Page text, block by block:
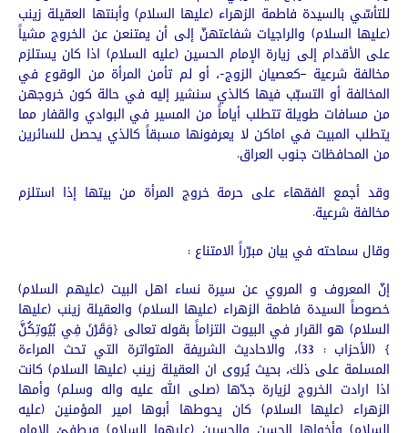
للتأسّي بالسيدة فاطمة الزهراء (عليها السلام) وأبنتها العقيلة زينب
(عليها السلام) والراجيات شفاعتهنّ إلى أن يمتنعن عن الخروج مشياً
على الأقدام إلى زيارة الإمام الحسين (عليه السلام) اذا كان يستلزم
مخالفة شرعية –كعصيان الزوج-، أو لم تأمن المرأة من الوقوع في
المخالفة أو التسبّب فيها كالذي سنشير إليه في حالة كون خروجهن
من مسافات طويلة تتطلب أياماً من المسير في البوادي والقفار مما
يتطلب المبيت في اماكن لا يعرفونها مسبقاً كالذي يحصل للسائرين
من المحافظات جنوب العراق.
وقد أجمع الفقهاء على حرمة خروج المرأة من بيتها إذا استلزم
مخالفة شرعية.
وقال سماحته في بيان مبرّراً الامتناع :
إنّ المعروف و المروي عن سيرة نساء اهل البيت (عليهم السلام)
خصوصاً السيدة فاطمة الزهراء (عليها السلام) والعقيلة زينب (عليها
السلام) هو القرار في البيوت التزاماً بقوله تعالى {وَقَرْنَ فِي بُيُوتِكُنَّ
} (الأحزاب : 33)، والاحاديث الشريفة المتواترة التي تحث المراءة
المسلمة على ذلك، بحيث يُروى ان العقيلة زينب (عليها السلام) كانت
اذا ارادت الخروج لزيارة جدّها (صلى الله عليه واله وسلم) وأمها
الزهراء (عليها السلام) كان يحوطها أبوها امير المؤمنين (عليه